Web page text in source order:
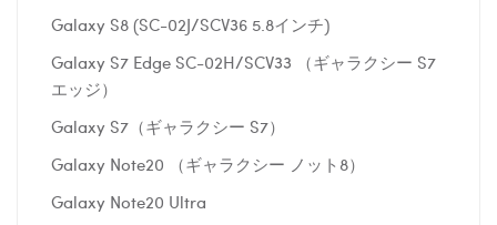
Galaxy S8 (SC-02J/SCV36 5.8インチ)
Galaxy S7 Edge SC-02H/SCV33 （ギャラクシー S7
エッジ）
Galaxy S7（ギャラクシー S7）
Galaxy Note20 （ギャラクシー ノット8）
Galaxy Note20 Ultra